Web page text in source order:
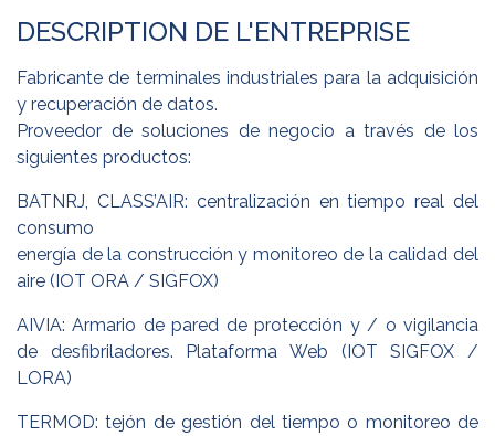
DESCRIPTION DE L'ENTREPRISE
Fabricante de terminales industriales para la adquisición
y recuperación de datos.
Proveedor de soluciones de negocio a través de los
siguientes productos:
BATNRJ, CLASS’AIR: centralización en tiempo real del
consumo
energía de la construcción y monitoreo de la calidad del
aire (IOT ORA / SIGFOX)
AIVIA: Armario de pared de protección y / o vigilancia
de desfibriladores. Plataforma Web (IOT SIGFOX /
LORA)
TERMOD: tejón de gestión del tiempo o monitoreo de